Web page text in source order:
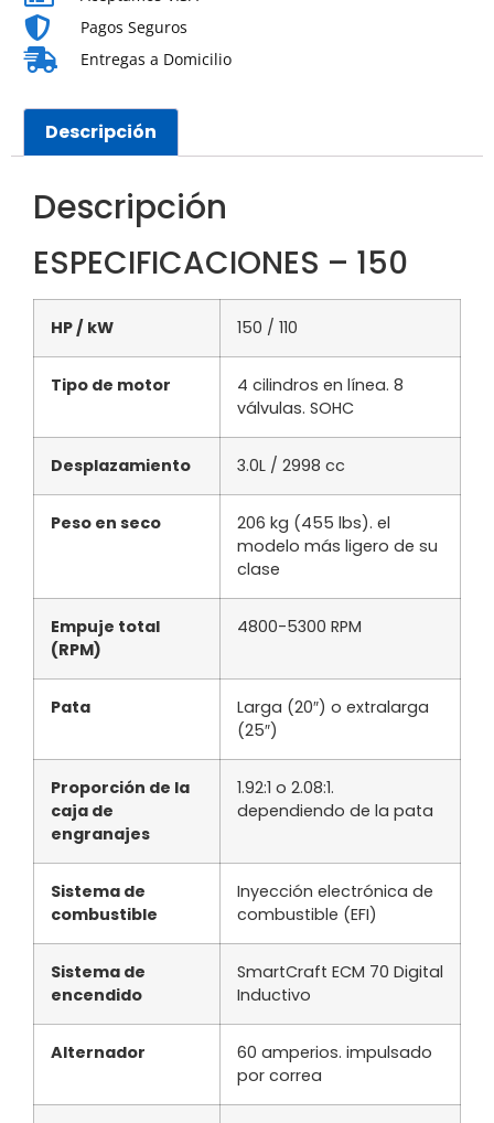
Pagos Seguros
Entregas a Domicilio
Descripción
Descripción
ESPECIFICACIONES – 150
HP / kW 150 / 110
Tipo de motor
4 cilindros en línea. 8
válvulas. SOHC
Desplazamiento 3.0L / 2998 cc
Peso en seco
206 kg (455 lbs). el
modelo más ligero de su
clase
Empuje total
(RPM)
4800-5300 RPM
Pata
Larga (20″) o extralarga
(25″)
Proporción de la
caja de
engranajes
1.92:1 o 2.08:1.
dependiendo de la pata
Sistema de
combustible
Inyección electrónica de
combustible (EFI)
Sistema de
encendido
SmartCraft ECM 70 Digital
Inductivo
Alternador
60 amperios. impulsado
por correa